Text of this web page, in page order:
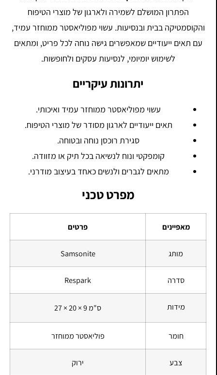
הפתרון המושלם לשמירה ולארגון של מוצרי הטיפוח
והקוסמטיקה בבית ובנסיעות. עשוי מפוליאסטר ממוחזר עמיד,
עם תאים ייעודיים שמאפשרים גישה נוחה לכל פריט, ומתאים
לשימוש יומיומי, לנסיעות עסקים ולחופשות.
יתרונות עיקריים
עשוי מפוליאסטר ממוחזר עמיד ואיכותי.
תאים ייעודיים לארגון מסודר של מוצרי הטיפוח.
סגירת רוכסן נוחה ובטוחה.
קומפקטי ונוח לנשיאה בכל תיק או מזוודה.
מתאים לגברים ולנשים כאחד בעיצוב מודרני.
מפרט טכני
מאפיינים פרטים
מותג Samsonite
סדרה Respark
מידות 27 × 20 × 9 ס"מ
חומר פוליאסטר ממוחזר
צבע ירוק